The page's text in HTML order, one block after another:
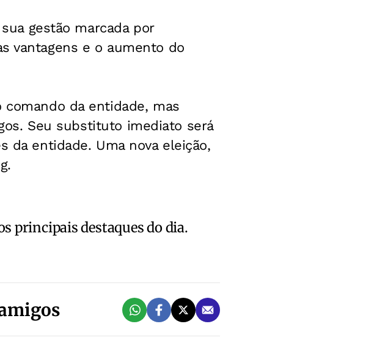
gestão marcada por
vantagens e o aumento do
da entidade, mas
Seu substituto imediato será
da entidade. Uma nova eleição,
principais destaques do dia.